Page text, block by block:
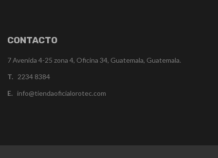
CONTACTO
7 Avenida 4-25 zona 4, Oficina 34, Guatemala, Guatemala.
T. 2234 8384
E. info@tiendaoficialorotec.com